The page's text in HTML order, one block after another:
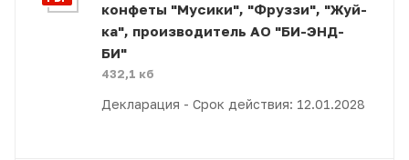
конфеты "Мусики", "Фруззи", "Жуй-
ка", производитель АО "БИ-ЭНД-
БИ"
432,1 кб
Декларация - Срок действия: 12.01.2028